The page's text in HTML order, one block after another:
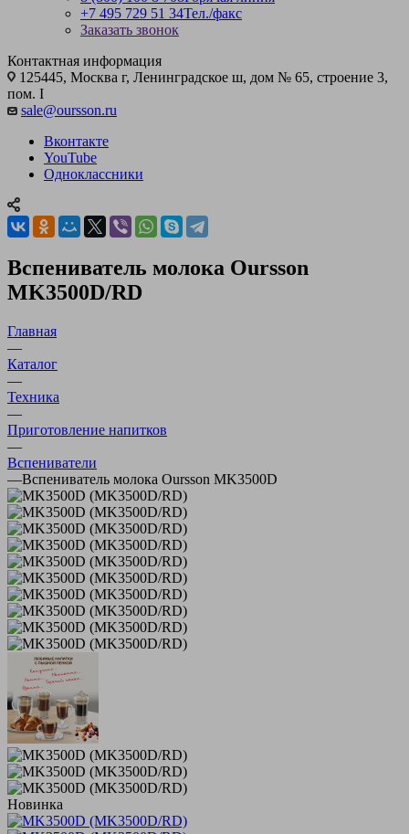
+7 495 729 51 34Тел./факс
Заказать звонок
Контактная информация
125445, Москва г, Ленинградское ш, дом № 65, строение 3,
пом. I
sale@oursson.ru
Вконтакте
YouTube
Одноклассники
Вспениватель молока Oursson
MK3500D/RD
Главная
—
Каталог
—
Техника
—
Приготовление напитков
—
Вспениватели
—Вспениватель молока Oursson MK3500D
Новинка